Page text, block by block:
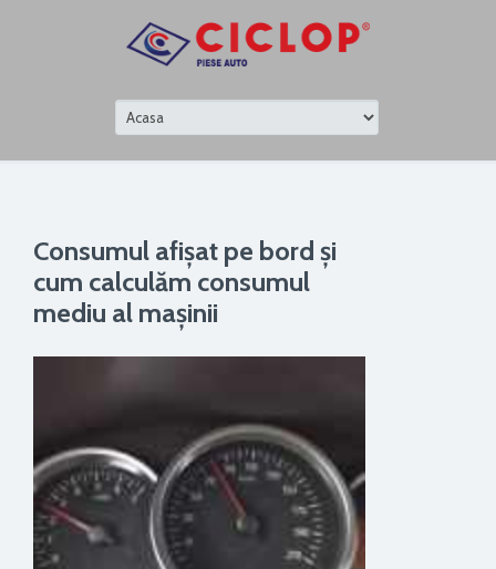
Consumul afişat pe bord şi
cum calculăm consumul
mediu al maşinii